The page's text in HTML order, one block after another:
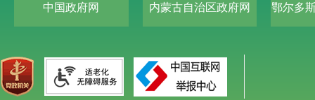
中国政府网 内蒙古自治区政府网 鄂尔多